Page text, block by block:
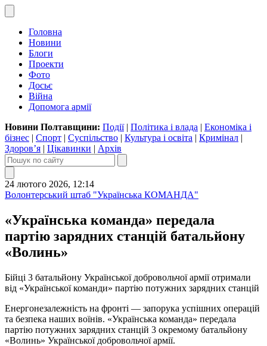
Головна
Новини
Блоги
Проекти
Фото
Досьє
Війна
Допомога армії
Новини Полтавщини: Події| Політика і влада | Економіка і
бізнес | Спорт | Суспільство | Культура і освіта | Кримінал |
Здоров’я | Цікавинки | Архів
24 лютого 2026, 12:14
Волонтерський штаб "Українська КОМАНДА"
«Українська команда» передала
партію зарядних станцій батальйону
«Волинь»
Бійці 3 батальйону Української добровольчої армії отримали
від «Української команди» партію потужних зарядних станцій
Енергонезалежність на фронті — запорука успішних операцій
та безпека наших воїнів. «Українська команда» передала
партію потужних зарядних станцій 3 окремому батальйону
«Волинь» Української добровольчої армії.